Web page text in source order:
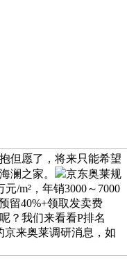
但愿了，将来只能希望
澜之家。
京东奥莱规
/m²，年销3000～7000
留40%+领取发卖费
？我们来看看P排名
京来奥莱调研消息，如